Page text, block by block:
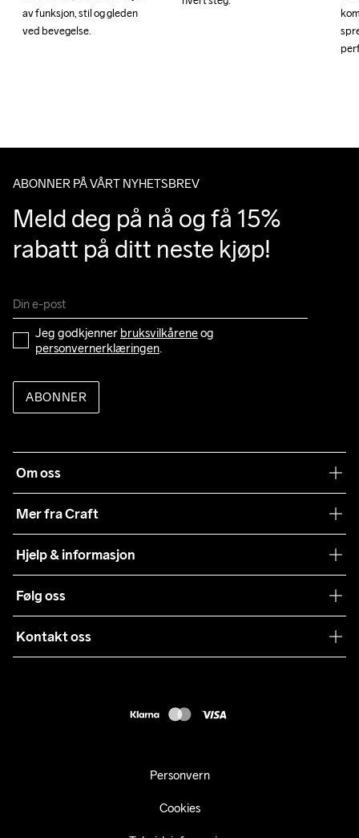
av funksjon, stil og gleden
ved bevegelse.
av funksjon, stil og gleden
ved bevegelse.
ABONNER PÅ VÅRT NYHETSBREV
Meld deg på nå og få 15%
rabatt på ditt neste kjøp!
Jeg godkjenner bruksvilkårene
personvernerklæringen.
ABONNER
Om oss
Mer fra Craft
Teamwear
Bærekraft
Samarbeid
Hjelp & informasjon
Vilkår & Betingelser
Returer
Følg oss
Kontakt oss
Personvern
Cookies